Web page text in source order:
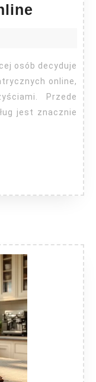
online,
Przede
jest znacznie